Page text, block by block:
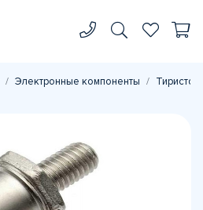
Электронные компоненты